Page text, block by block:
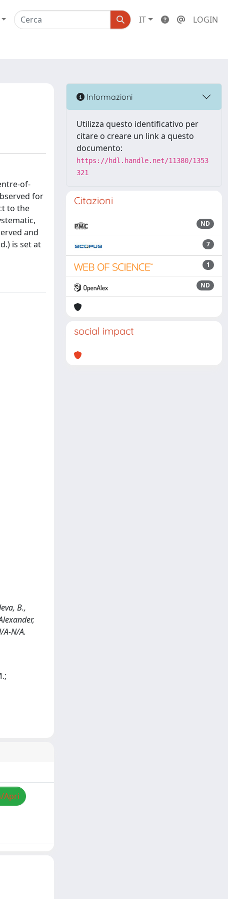
IT LOGIN
of-
for
to the
and
is set at
B.,
A-N/A.
Apri
Informazioni
Utilizza questo identificativo per
citare o creare un link a questo
documento:
https://hdl.handle.net/11380/1353
321
Citazioni
ND
7
1
ND
social impact